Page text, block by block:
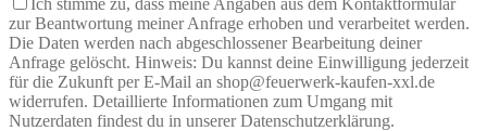
zur Beantwortung meiner Anfrage erhoben und verarbeitet werden.
Die Daten werden nach abgeschlossener Bearbeitung deiner
Anfrage gelöscht. Hinweis: Du kannst deine Einwilligung jederzeit
für die Zukunft per E-Mail an shop@feuerwerk-kaufen-xxl.de
widerrufen. Detaillierte Informationen zum Umgang mit
Nutzerdaten findest du in unserer Datenschutzerklärung.